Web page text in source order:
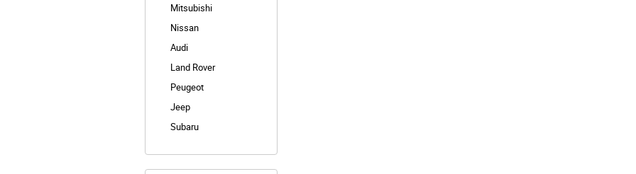
Mitsubishi
Nissan
Audi
Land Rover
Peugeot
Jeep
Subaru